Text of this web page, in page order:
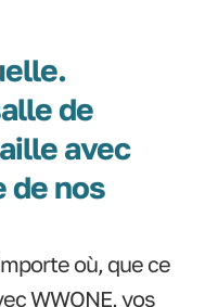
de
avec
de nos
où, que ce
WWONE, vos